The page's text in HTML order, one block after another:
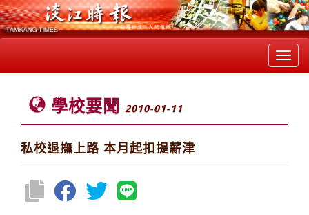
學校要聞 2010-01-11
私校退撫上路 本月起扣提薪津